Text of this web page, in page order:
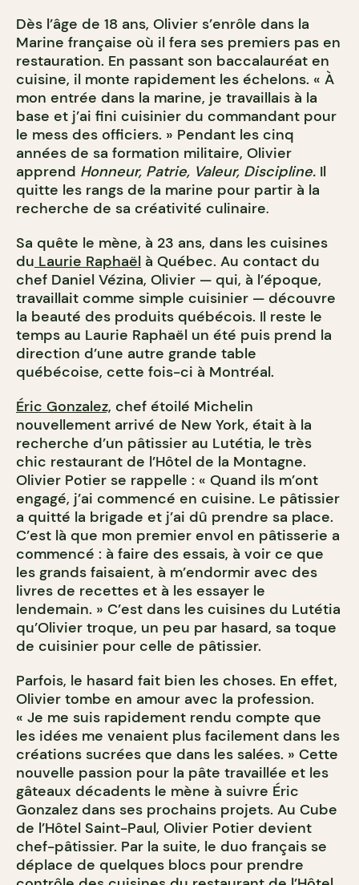
Dès l’âge de 18 ans, Olivier s’enrôle dans la
Marine française où il fera ses premiers pas en
restauration. En passant son baccalauréat en
cuisine, il monte rapidement les échelons. « À
mon entrée dans la marine, je travaillais à la
base et j’ai fini cuisinier du commandant pour
le mess des officiers. » Pendant les cinq
années de sa formation militaire, Olivier
apprend Honneur, Patrie, Valeur, Discipline. Il
quitte les rangs de la marine pour partir à la
recherche de sa créativité culinaire.
Sa quête le mène, à 23 ans, dans les cuisines
du Laurie Raphaël à Québec. Au contact du
chef Daniel Vézina, Olivier — qui, à l’époque,
travaillait comme simple cuisinier — découvre
la beauté des produits québécois. Il reste le
temps au Laurie Raphaël un été puis prend la
direction d’une autre grande table
québécoise, cette fois-ci à Montréal.
Éric Gonzalez, chef étoilé Michelin
nouvellement arrivé de New York, était à la
recherche d’un pâtissier au Lutétia, le très
chic restaurant de l’Hôtel de la Montagne.
Olivier Potier se rappelle : « Quand ils m’ont
engagé, j’ai commencé en cuisine. Le pâtissier
a quitté la brigade et j’ai dû prendre sa place.
C’est là que mon premier envol en pâtisserie a
commencé : à faire des essais, à voir ce que
les grands faisaient, à m’endormir avec des
livres de recettes et à les essayer le
lendemain. » C’est dans les cuisines du Lutétia
qu’Olivier troque, un peu par hasard, sa toque
de cuisinier pour celle de pâtissier.
Parfois, le hasard fait bien les choses. En effet,
Olivier tombe en amour avec la profession.
« Je me suis rapidement rendu compte que
les idées me venaient plus facilement dans les
créations sucrées que dans les salées. » Cette
nouvelle passion pour la pâte travaillée et les
gâteaux décadents le mène à suivre Éric
Gonzalez dans ses prochains projets. Au Cube
de l’Hôtel Saint-Paul, Olivier Potier devient
chef-pâtissier. Par la suite, le duo français se
déplace de quelques blocs pour prendre